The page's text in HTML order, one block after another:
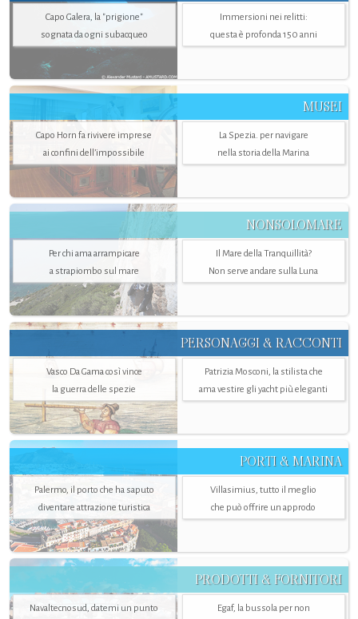
Capo Galera, la "prigione"
sognata da ogni subacqueo
Immersioni nei relitti:
questa è profonda 150 anni
MUSEI
Capo Horn fa rivivere imprese
ai confini dell’impossibile
La Spezia. per navigare
nella storia della Marina
NONSOLOMARE
Per chi ama arrampicare
a strapiombo sul mare
Il Mare della Tranquillità?
Non serve andare sulla Luna
PERSONAGGI & RACCONTI
Vasco Da Gama così vince
la guerra delle spezie
Patrizia Mosconi, la stilista che
ama vestire gli yacht più eleganti
PORTI & MARINA
Palermo, il porto che ha saputo
diventare attrazione turistica
Villasimius, tutto il meglio
che può offrire un approdo
PRODOTTI & FORNITORI
Navaltecnosud, datemi un punto Egaf, la bussola per non